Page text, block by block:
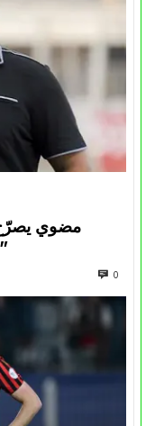
مضوي
الجزائرية في المسابقات القارية”
0